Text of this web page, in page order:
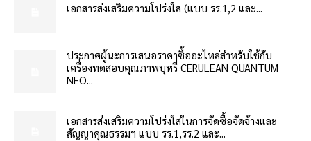
เอกสารส่งเสริมความโปร่งใส (แบบ รร.1,2 และ...
ประกาศผู้นะการเสนอราคาซื้ออะไหล่สำหรับใช้กับ
เครื่องทดสอบคุณภาพบุหรี่ CERULEAN QUANTUM
NEO...
เอกสารส่งเสริมความโปร่งใสในการจัดซื้อจัดจ้างและ
สัญญาคุณธรรมฯ แบบ รร.1,รร.2 และ...